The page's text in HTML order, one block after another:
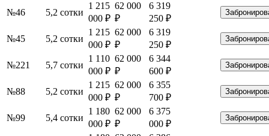
№46 5,2 сотки
1 215
000 ₽
62 000
₽
6 319
250 ₽
№45 5,2 сотки
1 215
000 ₽
62 000
₽
6 319
250 ₽
№221 5,7 сотки
1 110
000 ₽
62 000
₽
6 344
600 ₽
№88 5,2 сотки
1 215
000 ₽
62 000
₽
6 355
700 ₽
№99 5,4 сотки
1 180
000 ₽
62 000
₽
6 375
000 ₽